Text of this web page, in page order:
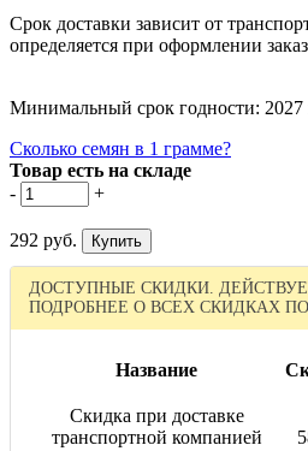
Срок доставки зависит от
определяется при оформлении
Минимальный срок годности: 2027
Сколько семян в 1 грамме?
Товар есть на складе
-
+
292 руб.
ДОСТУПНЫЕ СКИДКИ.
ПОДРОБНЕЕ О ВСЕХ СКИДКАХ ПО
Название
Скидка при доставке
транспортной компанией